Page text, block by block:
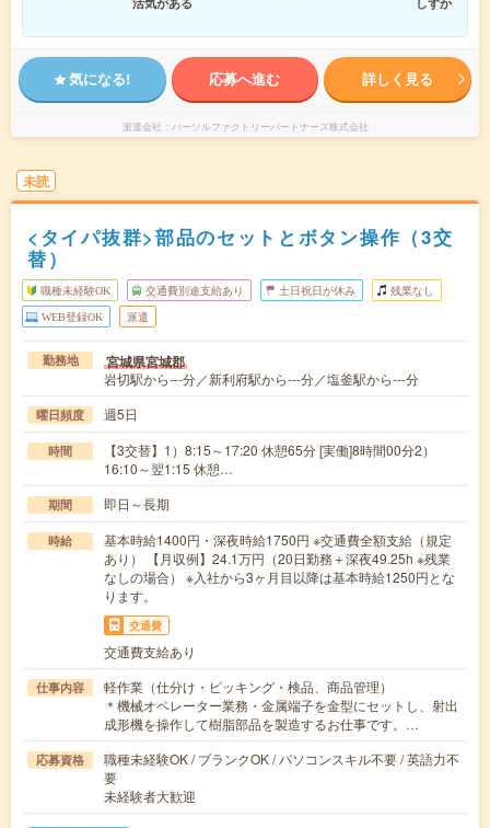
気になる! 応募へ進む 詳しく見る
派遣会社 パーソルファクトリーパートナーズ株式会社
未読
<タイパ抜群>部品のセットとボタン操作（3交
替）
職種未経験OK 交通費別途支給あり 土日祝日が休み 残業なし
WEB登録OK 派遣
勤務地 宮城県宮城郡
岩切駅から---分／新利府駅から---分／塩釜駅から---分
曜日頻度 週5日
時間
【3交替】1）8:15～17:20 休憩65分 [実働]8時間00分2）
16:10～翌1:15 休憩…
期間 即日～長期
時給
基本時給1400円・深夜時給1750円 ※交通費全額支給（規定
あり） 【月収例】24.1万円（20日勤務＋深夜49.25h ※残業
なしの場合） ※入社から3ヶ月目以降は基本時給1250円とな
ります。
交通費
交通費支給あり
仕事内容
軽作業（仕分け・ピッキング・検品、商品管理）
＊機械オペレーター業務・金属端子を金型にセットし、射出
成形機を操作して樹脂部品を製造するお仕事です。…
応募資格
職種未経験OK / ブランクOK / パソコンスキル不要 / 英語力不
要
未経験者大歓迎